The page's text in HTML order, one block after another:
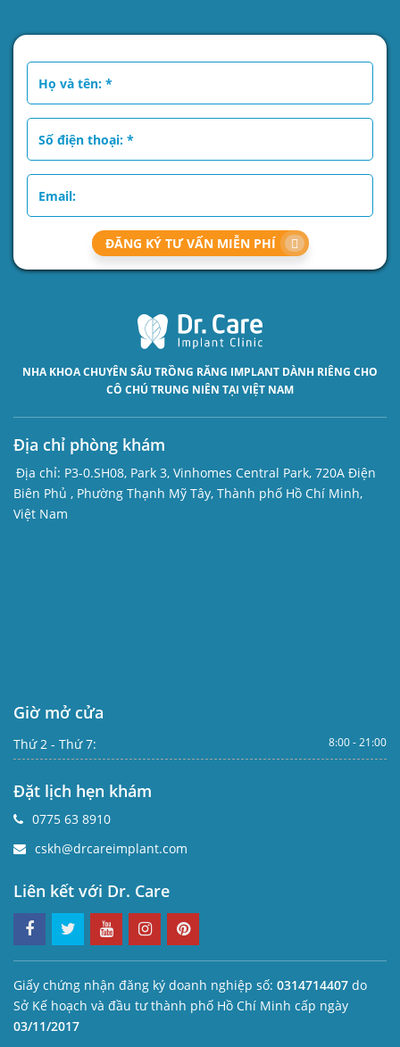
ĐĂNG KÝ TƯ VẤN MIỄN PHÍ
NHA KHOA CHUYÊN SÂU TRỒNG RĂNG IMPLANT DÀNH RIÊNG CHO
CÔ CHÚ TRUNG NIÊN TẠI VIỆT NAM
Địa chỉ phòng khám
Địa chỉ: P3-0.SH08, Park 3, Vinhomes Central Park, 720A Điện
Biên Phủ , Phường Thạnh Mỹ Tây, Thành phố Hồ Chí Minh,
Việt Nam
Giờ mở cửa
Thứ 2 - Thứ 7: 8:00 - 21:00
Đặt lịch hẹn khám
0775 63 8910
cskh@drcareimplant.com
Liên kết với Dr. Care
Giấy chứng nhận đăng ký doanh nghiệp số: 0314714407 do
Sở Kế hoạch và đầu tư thành phố Hồ Chí Minh cấp ngày
03/11/2017